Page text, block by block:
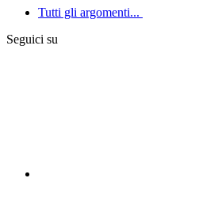
Tutti gli argomenti...
Seguici su